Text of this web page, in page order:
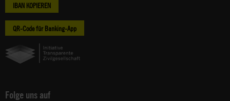
IBAN KOPIEREN
QR-Code für Banking-App
Folge uns auf